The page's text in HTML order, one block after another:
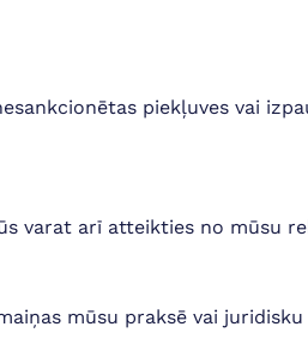
piekļuves vai
varat arī atteikties no mūsu
mūsu praksē vai